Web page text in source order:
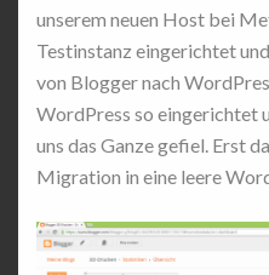
unserem neuen Host bei
Testinstanz eingerichtet
von Blogger nach
WordPress so eingerichtet
uns das Ganze gefiel. Erst
Migration in eine leere